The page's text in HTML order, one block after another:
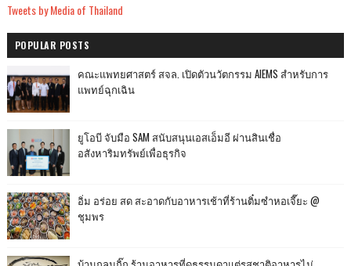
Tweets by Media of Thailand
POPULAR POSTS
คณะแพทยศาสตร์ สจล. เปิดตัวนวัตกรรม AIEMS สำหรับการ
แพทย์ฉุกเฉิน
ยูโอบี จับมือ SAM สนับสนุนเอสเอ็มอี ผ่านสินเชื่อ
อสังหาริมทรัพย์เพื่อธุรกิจ
อิ่ม อร่อย สด สะอาดกับอาหารเช้าที่ร้านติ๋มซำหอเจี๊ยะ @
ชุมพร